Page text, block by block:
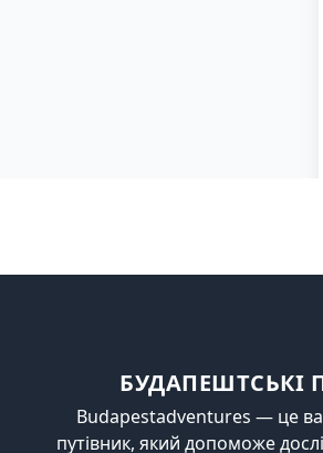
БУДАПЕШТСЬКІ
Budapestadventures — це
путівник, який допоможе